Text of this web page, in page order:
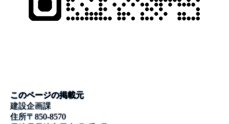
このページの掲載元
建設企画課
住所〒850-8570